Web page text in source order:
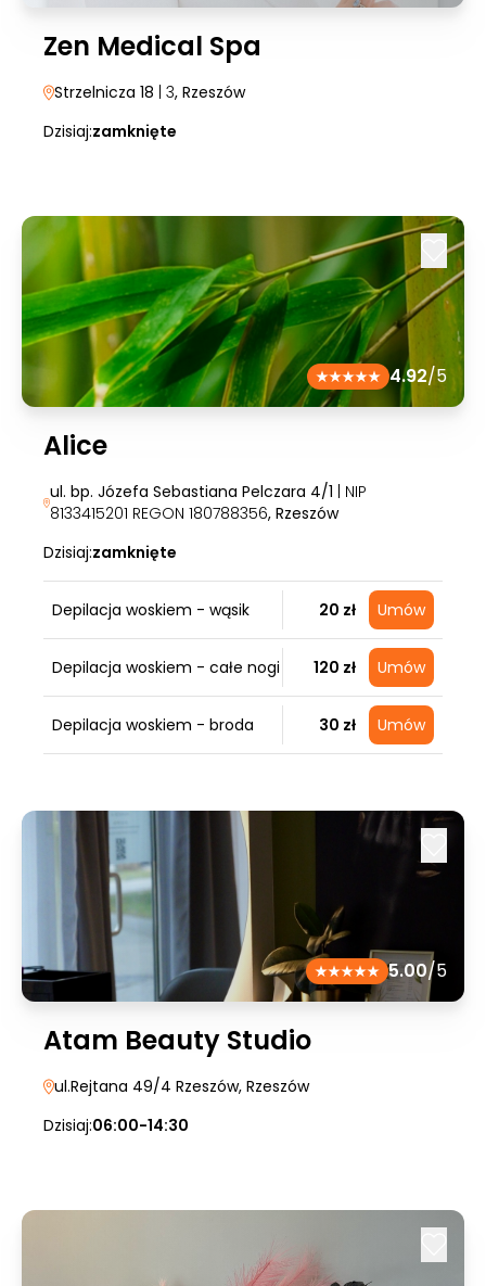
Zen Medical Spa
Strzelnicza 18 | 3, Rzeszów
Dzisiaj:zamknięte
4.92/5
Alice
ul. bp. Józefa Sebastiana Pelczara 4/1 | NIP
8133415201 REGON 180788356, Rzeszów
Dzisiaj:zamknięte
Depilacja woskiem - wąsik 20 zł Umów
Depilacja woskiem - całe nogi 120 zł Umów
Depilacja woskiem - broda 30 zł Umów
5.00/5
Atam Beauty Studio
ul.Rejtana 49/4 Rzeszów, Rzeszów
Dzisiaj:06:00-14:30